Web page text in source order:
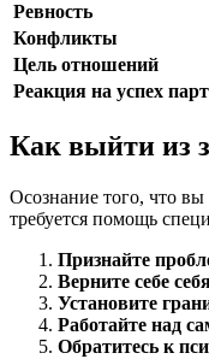
Ревность
Конфликты
Цель отношений
Реакция на успех
Как выйти из
Осознание того, что
требуется помощь
Признайте
Верните себе
Установите
Работайте над
Обратитесь к